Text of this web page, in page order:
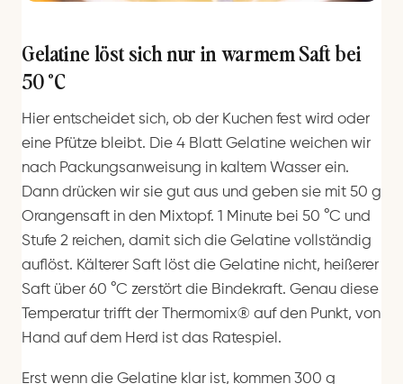
Gelatine löst sich nur in warmem Saft bei
50 °C
Hier entscheidet sich, ob der Kuchen fest wird oder
eine Pfütze bleibt. Die 4 Blatt Gelatine weichen wir
nach Packungsanweisung in kaltem Wasser ein.
Dann drücken wir sie gut aus und geben sie mit 50 g
Orangensaft in den Mixtopf. 1 Minute bei 50 °C und
Stufe 2 reichen, damit sich die Gelatine vollständig
auflöst. Kälterer Saft löst die Gelatine nicht, heißerer
Saft über 60 °C zerstört die Bindekraft. Genau diese
Temperatur trifft der Thermomix® auf den Punkt, von
Hand auf dem Herd ist das Ratespiel.
Erst wenn die Gelatine klar ist, kommen 300 g